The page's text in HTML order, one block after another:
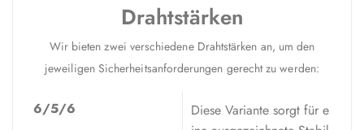
Drahtstärken
Wir bieten zwei verschiedene Drahtstärken an, um den
jeweiligen Sicherheitsanforderungen gerecht zu werden:
6/5/6
Diese Variante sorgt für e